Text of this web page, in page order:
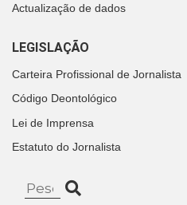
Actualização de dados
LEGISLAÇÃO
Carteira Profissional de Jornalista
Código Deontológico
Lei de Imprensa
Estatuto do Jornalista